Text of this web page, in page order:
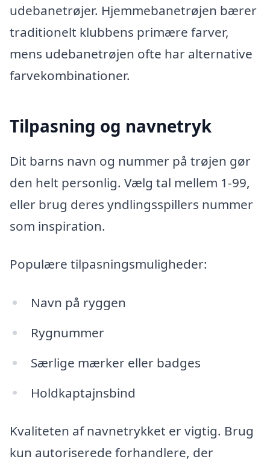
udebanetrøjer. Hjemmebanetrøjen bærer
traditionelt klubbens primære farver,
mens udebanetrøjen ofte har alternative
farvekombinationer.
Tilpasning og navnetryk
Dit barns navn og nummer på trøjen gør
den helt personlig. Vælg tal mellem 1-99,
eller brug deres yndlingsspillers nummer
som inspiration.
Populære tilpasningsmuligheder:
Navn på ryggen
Rygnummer
Særlige mærker eller badges
Holdkaptajnsbind
Kvaliteten af navnetrykket er vigtig. Brug
kun autoriserede forhandlere, der